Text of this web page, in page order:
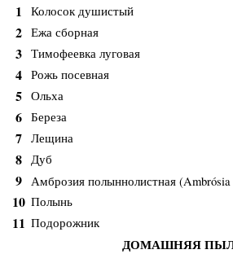
1 Колосок душистый
2 Ежа сборная
3 Тимофеевка луговая
4 Рожь посевная
5 Ольха
6 Береза
7 Лещина
8 Дуб
9 Амброзия полыннолистная (Ambró
10 Полынь
11 Подорожник
ДОМАШНЯЯ